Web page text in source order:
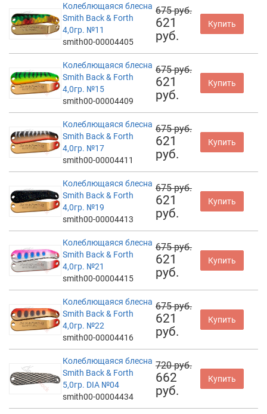
Колеблющаяся блесна
Smith Back & Forth
4,0гр. №11
smith00-00004405
675 руб.
621
руб.
Купить
Колеблющаяся блесна
Smith Back & Forth
4,0гр. №15
smith00-00004409
675 руб.
621
руб.
Купить
Колеблющаяся блесна
Smith Back & Forth
4,0гр. №17
smith00-00004411
675 руб.
621
руб.
Купить
Колеблющаяся блесна
Smith Back & Forth
4,0гр. №19
smith00-00004413
675 руб.
621
руб.
Купить
Колеблющаяся блесна
Smith Back & Forth
4,0гр. №21
smith00-00004415
675 руб.
621
руб.
Купить
Колеблющаяся блесна
Smith Back & Forth
4,0гр. №22
smith00-00004416
675 руб.
621
руб.
Купить
Колеблющаяся блесна
Smith Back & Forth
5,0гр. DIA №04
smith00-00004434
720 руб.
662
руб.
Купить